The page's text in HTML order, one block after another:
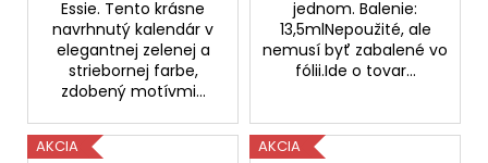
Essie. Tento krásne
navrhnutý kalendár v
elegantnej zelenej a
striebornej farbe,
zdobený motívmi...
jednom. Balenie:
13,5mlNepoužité, ale
nemusí byť zabalené vo
fólii.Ide o tovar...
AKCIA AKCIA